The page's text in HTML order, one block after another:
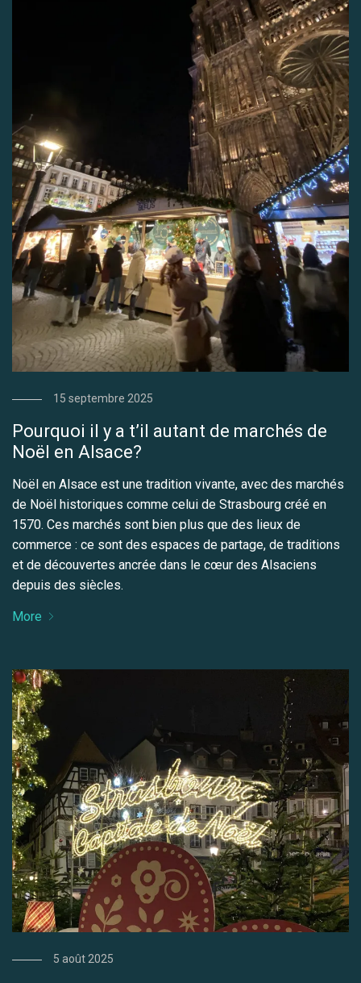
15 septembre 2025
Pourquoi il y a t’il autant de marchés de
Noël en Alsace?
Noël en Alsace est une tradition vivante, avec des marchés
de Noël historiques comme celui de Strasbourg créé en
1570. Ces marchés sont bien plus que des lieux de
commerce : ce sont des espaces de partage, de traditions
et de découvertes ancrée dans le cœur des Alsaciens
depuis des siècles.
More
5 août 2025